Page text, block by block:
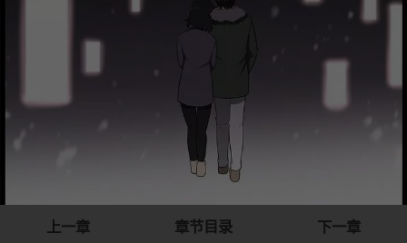
上一章 章节目录 下一章